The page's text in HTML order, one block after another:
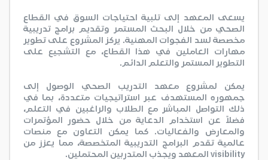
يسعى المعهد إلى تلبية احتياجات السوق في القطاع
الصحي من خلال البحث المستمر وتقديم برامج تدريبية
مخصصة لسد الفجوات المهنية. يركز المشروع على تطوير
مهارات العاملين في هذا القطاع، مع التشجيع على
التطوير المستمر والتعلم الدائم.
يمكن لمشروع معهد التدريب الصحي الوصول إلى
جمهوره المستهدف عبر استراتيجيات متعددة، بما في
ذلك التواصل المباشر مع الطلاب والراغبين في التعلم،
فضلاً عن استخدام الدعاية من خلال حضور المؤتمرات
والمعارض والفعاليات. كما يمكن التعاون مع منصات
عالمية تقدم البرامج التدريبية المتخصصة، مما يعزز من
visibility المعهد ويجذب المتدربين المحتملين.